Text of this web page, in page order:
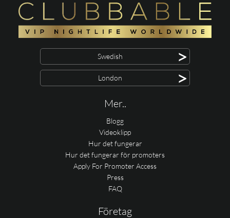
Swedish >
London >
Mer..
Blogg
Videoklipp
Hur det fungerar
Hur det fungerar för promoters
Apply For Promoter Access
Press
FAQ
Företag